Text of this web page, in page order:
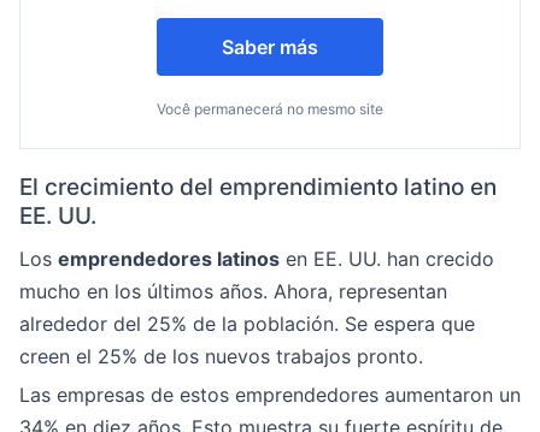
Saber más
Você permanecerá no mesmo site
El crecimiento del emprendimiento latino en
EE. UU.
Los emprendedores latinos en EE. UU. han crecido
mucho en los últimos años. Ahora, representan
alrededor del 25% de la población. Se espera que
creen el 25% de los nuevos trabajos pronto.
Las empresas de estos emprendedores aumentaron un
34% en diez años. Esto muestra su fuerte espíritu de